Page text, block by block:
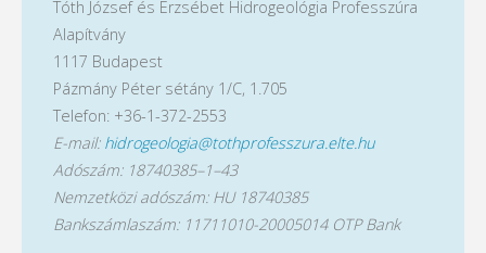
Tóth József és Erzsébet Hidrogeológia Professzúra
Alapítvány
1117 Budapest
Pázmány Péter sétány 1/C, 1.705
Telefon: +36-1-372-2553
E-mail: hidrogeologia@tothprofesszura.elte.hu
Adószám: 18740385–1–43
Nemzetközi adószám: HU 18740385
Bankszámlaszám: 11711010-20005014 OTP Bank